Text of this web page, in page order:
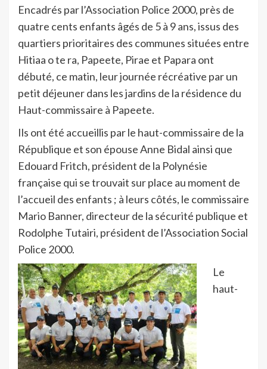
Encadrés par l’Association Police 2000, près de
quatre cents enfants âgés de 5 à 9 ans, issus des
quartiers prioritaires des communes situées entre
Hitiaa o te ra, Papeete, Pirae et Papara ont
débuté, ce matin, leur journée récréative par un
petit déjeuner dans les jardins de la résidence du
Haut-commissaire à Papeete.
Ils ont été accueillis par le haut-commissaire de la
République et son épouse Anne Bidal ainsi que
Edouard Fritch, président de la Polynésie
française qui se trouvait sur place au moment de
l’accueil des enfants ; à leurs côtés, le commissaire
Mario Banner, directeur de la sécurité publique et
Rodolphe Tutairi, président de l’Association Social
Police 2000.
Le
haut-